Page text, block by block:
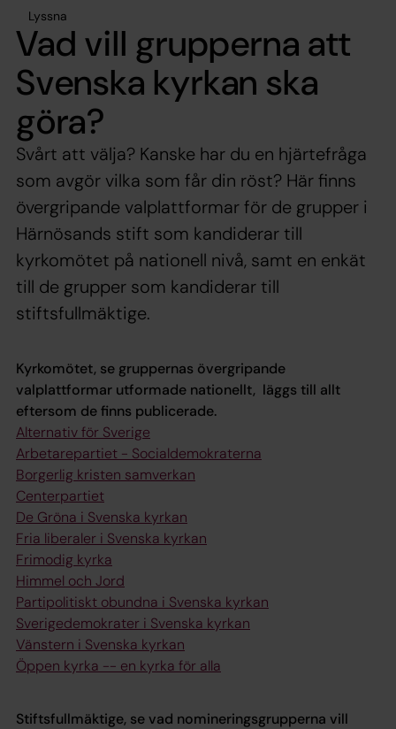
Lyssna
Vad vill grupperna att
Svenska kyrkan ska
göra?
Svårt att välja? Kanske har du en hjärtefråga
som avgör vilka som får din röst? Här finns
övergripande valplattformar för de grupper i
Härnösands stift som kandiderar till
kyrkomötet på nationell nivå, samt en enkät
till de grupper som kandiderar till
stiftsfullmäktige.
Kyrkomötet, se gruppernas övergripande
valplattformar utformade nationellt, läggs till allt
eftersom de finns publicerade.
Alternativ för Sverige
Arbetarepartiet - Socialdemokraterna
Borgerlig kristen samverkan
Centerpartiet
De Gröna i Svenska kyrkan
Fria liberaler i Svenska kyrkan
Frimodig kyrka
Himmel och Jord
Partipolitiskt obundna i Svenska kyrkan
Sverigedemokrater i Svenska kyrkan
Vänstern i Svenska kyrkan
Öppen kyrka -- en kyrka för alla
Stiftsfullmäktige, se vad nomineringsgrupperna vill